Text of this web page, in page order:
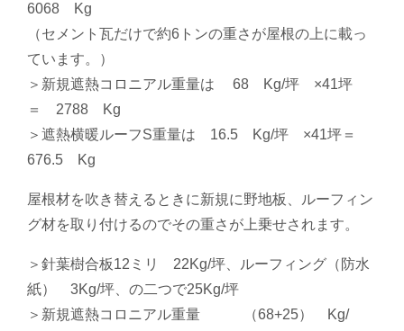
6068 Kg
（セメント瓦だけで約6トンの重さが屋根の上に載っ
ています。）
＞新規遮熱コロニアル重量は 68 Kg/坪 ×41坪
＝ 2788 Kg
＞遮熱横暖ルーフS重量は 16.5 Kg/坪 ×41坪＝
676.5 Kg
屋根材を吹き替えるときに新規に野地板、ルーフィン
グ材を取り付けるのでその重さが上乗せされます。
＞針葉樹合板12ミリ 22Kg/坪、ルーフィング（防水
紙） 3Kg/坪、の二つで25Kg/坪
＞新規遮熱コロニアル重量 （68+25） Kg/